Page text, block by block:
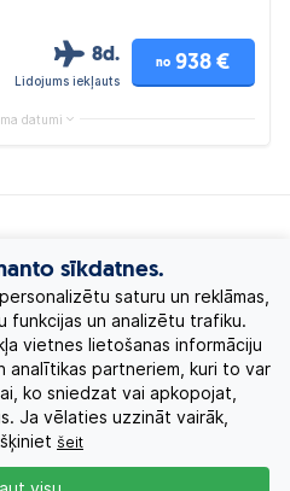
8d.
Lidojums iekļauts
no 938 €
datumi
sīkdatnes.
saturu un reklāmas,
funkcijas un analizētu trafiku.
vietnes lietošanas informāciju
analītikas partneriem, kuri to var
ko sniedzat vai apkopojat,
Ja vēlaties uzzināt vairāk,
šeit